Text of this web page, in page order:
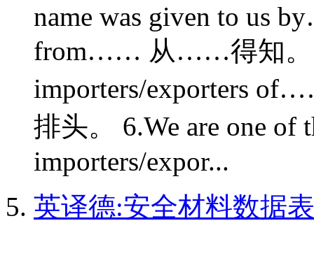
name was given to us
from…… 从……得知。
importers/exporters
排头。 6.We are one of
importers/expor...
英译德:安全材料数据